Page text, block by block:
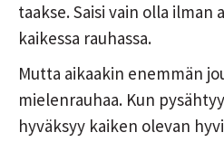
taakse. Saisi vain olla ilman
kaikessa rauhassa.
Mutta aikaakin enemmän
mielenrauhaa. Kun
hyväksyy kaiken olevan